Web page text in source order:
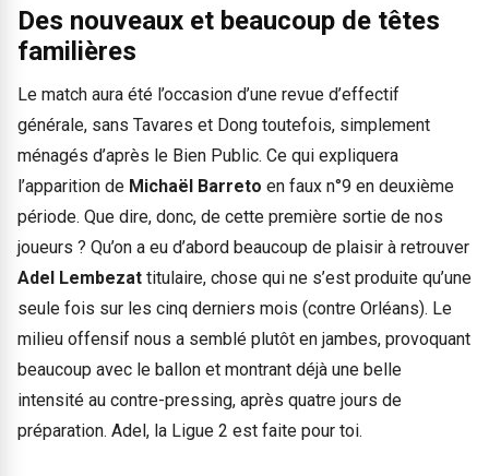
Des nouveaux et beaucoup de têtes
familières
Le match aura été l’occasion d’une revue d’effectif
générale, sans Tavares et Dong toutefois, simplement
ménagés d’après le Bien Public. Ce qui expliquera
l’apparition de Michaël Barreto en faux n°9 en deuxième
période. Que dire, donc, de cette première sortie de nos
joueurs ? Qu’on a eu d’abord beaucoup de plaisir à retrouver
Adel Lembezat titulaire, chose qui ne s’est produite qu’une
seule fois sur les cinq derniers mois (contre Orléans). Le
milieu offensif nous a semblé plutôt en jambes, provoquant
beaucoup avec le ballon et montrant déjà une belle
intensité au contre-pressing, après quatre jours de
préparation. Adel, la Ligue 2 est faite pour toi.